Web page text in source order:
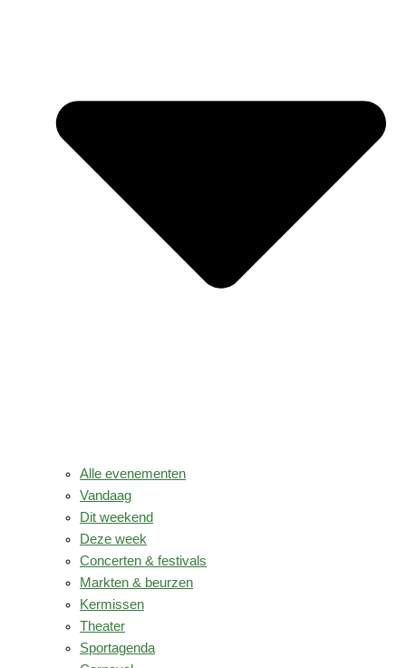
Alle evenementen
Vandaag
Dit weekend
Deze week
Concerten & festivals
Markten & beurzen
Kermissen
Theater
Sportagenda